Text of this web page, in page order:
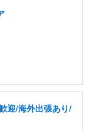
迎/海外出張あり/